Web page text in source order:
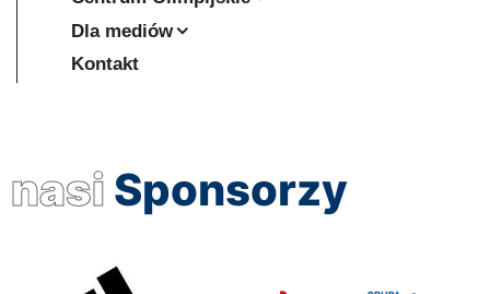
Dla mediów
Kontakt
nasi Sponsorzy